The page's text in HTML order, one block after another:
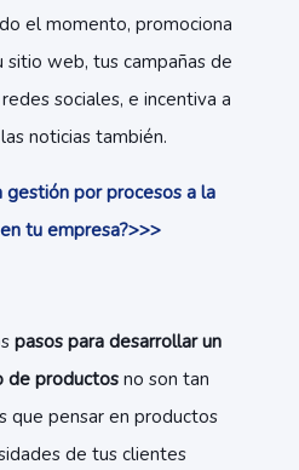
el momento, promociona
web, tus campañas de
sociales, e incentiva a
noticias también.
gestión por procesos a la
tu empresa?>>>
pasos para desarrollar un
de productos no son tan
que pensar en productos
de tus clientes